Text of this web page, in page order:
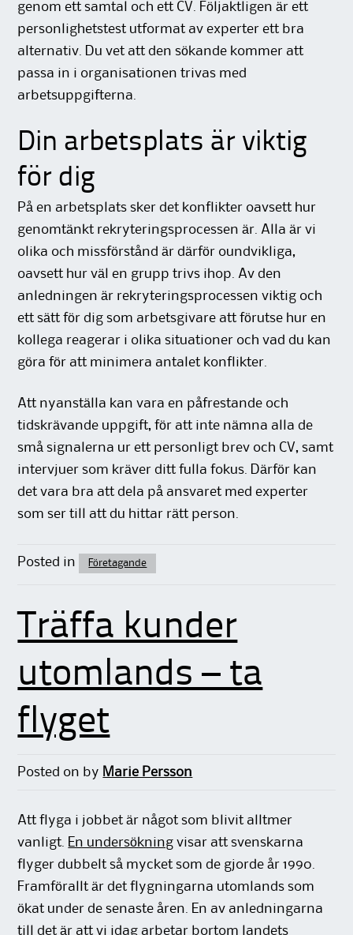
genom ett samtal och ett CV. Följaktligen är ett
personlighetstest utformat av experter ett bra
alternativ. Du vet att den sökande kommer att
passa in i organisationen trivas med
arbetsuppgifterna.
Din arbetsplats är viktig
för dig
På en arbetsplats sker det konflikter oavsett hur
genomtänkt rekryteringsprocessen är. Alla är vi
olika och missförstånd är därför oundvikliga,
oavsett hur väl en grupp trivs ihop. Av den
anledningen är rekryteringsprocessen viktig och
ett sätt för dig som arbetsgivare att förutse hur en
kollega reagerar i olika situationer och vad du kan
göra för att minimera antalet konflikter.
Att nyanställa kan vara en påfrestande och
tidskrävande uppgift, för att inte nämna alla de
små signalerna ur ett personligt brev och CV, samt
intervjuer som kräver ditt fulla fokus. Därför kan
det vara bra att dela på ansvaret med experter
som ser till att du hittar rätt person.
Posted in Företagande
Träffa kunder
utomlands – ta
flyget
Posted on by Marie Persson
Att flyga i jobbet är något som blivit alltmer
vanligt.
En undersökning visar att svenskarna
flyger dubbelt så mycket som de gjorde år 1990.
Framförallt är det flygningarna utomlands som
ökat under de senaste åren. En av anledningarna
till det är att vi idag arbetar bortom landets